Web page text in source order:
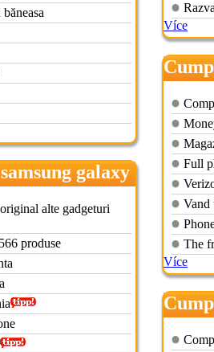
galaxy
alte gadgeturi
produse
Více
mini
Full
Vand
The
Více
mini